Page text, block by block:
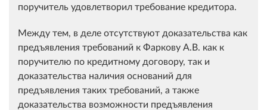
поручитель удовлетворил требование кредитора.
Между тем, в деле отсутствуют доказательства как
предъявления требований к Фаркову А.В. как к
поручителю по кредитному договору, так и
доказательства наличия оснований для
предъявления таких требований, а также
доказательства возможности предъявления